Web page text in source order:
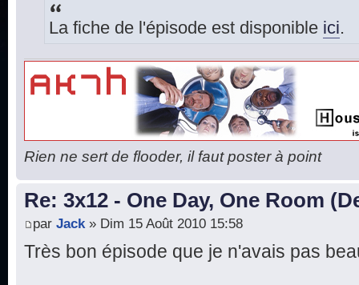
La fiche de l'épisode est disponible ici.
Rien ne sert de flooder, il faut poster à point
Re: 3x12 - One Day, One Room
par Jack» Dim 15 Août 2010 15:58
Très bon épisode que je n'avais pas